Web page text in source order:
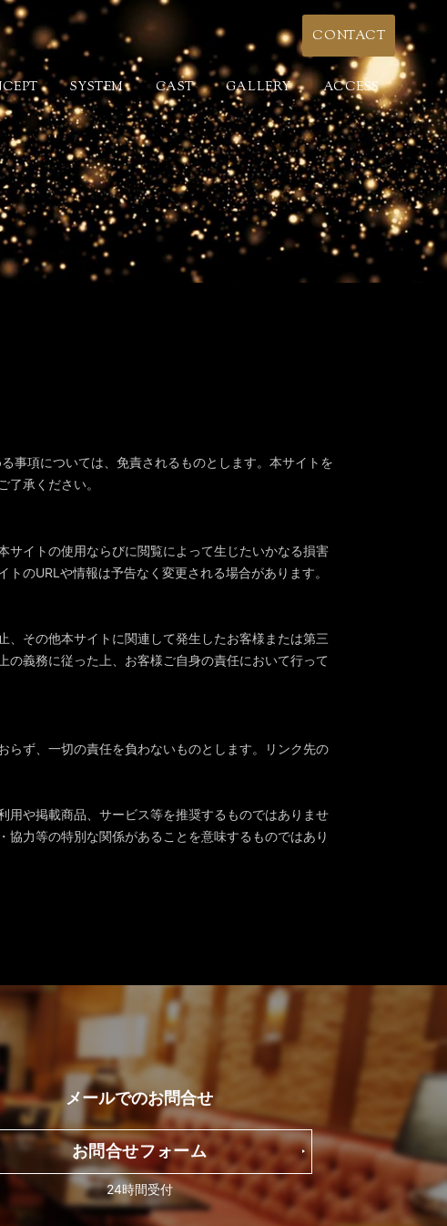
事項については、免責されるものとします。本サイトを
承ください。
イトの使用ならびに閲覧によって生じたいかなる損害
のURLや情報は予告なく変更される場合があります。
その他本サイトに関連して発生したお客様または第三
義務に従った上、お客様ご自身の責任において行って
ず、一切の責任を負わないものとします。リンク先の
や掲載商品、サービス等を推奨するものではありませ
力等の特別な関係があることを意味するものではあり
CONTACT
SYSTEM CAST GALLERY ACCESS
メールでのお問合せ
お問合せフォーム
24時間受付